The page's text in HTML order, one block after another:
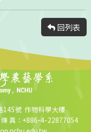
回列表
145號 作物科學大樓
真：+886-4-22877054